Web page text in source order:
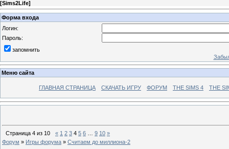
[Sims2Life]
Форма входа
Логин:
Пароль:
запомнить
Меню сайта
ГЛАВНАЯ СТРАНИЦА СКАЧАТЬ ИГРУ ФОРУМ THE SIMS 4 THE
Страница 4 из 10 « 1 2 3 4 5 6 9 10 »
Форум » Игры форума » Считаем до миллиона-2